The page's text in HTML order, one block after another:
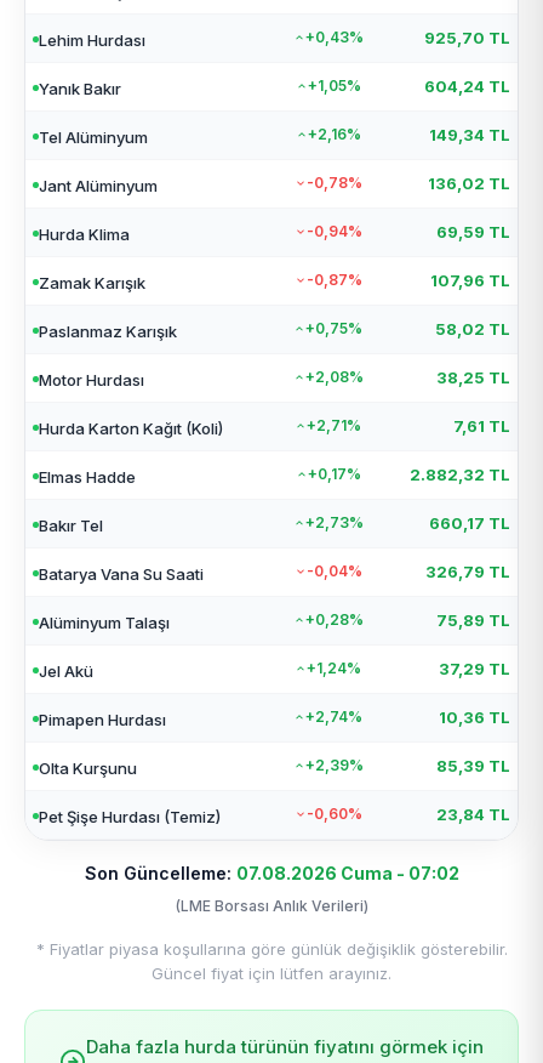
Lehim Hurdası +0,43% 925,70 TL
Yanık Bakır +1,05% 604,24 TL
Tel Alüminyum +2,16% 149,34 TL
Jant Alüminyum -0,78% 136,02 TL
Hurda Klima -0,94% 69,59 TL
Zamak Karışık -0,87% 107,96 TL
Paslanmaz Karışık +0,75% 58,02 TL
Motor Hurdası +2,08% 38,25 TL
Hurda Karton Kağıt (Koli) +2,71% 7,61 TL
Elmas Hadde +0,17% 2.882,32 TL
Bakır Tel +2,73% 660,17 TL
Batarya Vana Su Saati -0,04% 326,79 TL
Alüminyum Talaşı +0,28% 75,89 TL
Jel Akü +1,24% 37,29 TL
Pimapen Hurdası +2,74% 10,36 TL
Olta Kurşunu +2,39% 85,39 TL
Pet Şişe Hurdası (Temiz) -0,60% 23,84 TL
Son Güncelleme: 07.08.2026 Cuma - 07:02
(LME Borsası Anlık Verileri)
* Fiyatlar piyasa koşullarına göre günlük değişiklik gösterebilir.
Güncel fiyat için lütfen arayınız.
Daha fazla hurda türünün fiyatını görmek için